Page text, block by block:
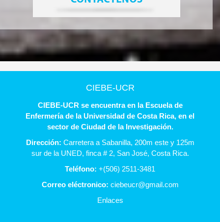
CIEBE-UCR
CIEBE-UCR se encuentra en la Escuela de
Enfermería de la Universidad de Costa Rica, en el
sector de Ciudad de la Investigación.
Dirección: Carretera a Sabanilla, 200m este y 125m
sur de la UNED, finca # 2, San José, Costa Rica.
Teléfono: +(506) 2511-3481
Correo eléctronico: ciebeucr@gmail.com
Enlaces